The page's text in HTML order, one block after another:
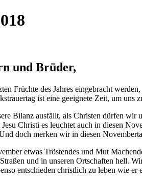
und Brüder,
Früchte des Jahres eingebracht
ist eine geeignete Zeit, um uns
Bilanz ausfällt, als Christen dürfen wir
Christi es leuchtet auch in diesen
doch merken wir in diesen
etwas Tröstendes und Mut
und in unseren Ortschaften hell.
entschieden christlich zu leben wie er